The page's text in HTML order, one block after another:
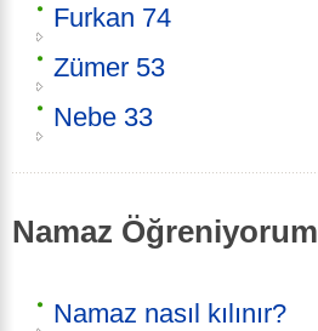
Furkan 74
Zümer 53
Nebe 33
Namaz Öğreniyorum
Namaz nasıl kılınır?